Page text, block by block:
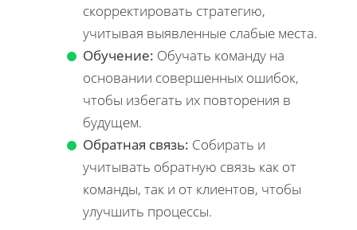
скорректировать стратегию,
учитывая выявленные слабые места.
Обучение: Обучать команду на
основании совершенных ошибок,
чтобы избегать их повторения в
будущем.
Обратная связь: Собирать и
учитывать обратную связь как от
команды, так и от клиентов, чтобы
улучшить процессы.